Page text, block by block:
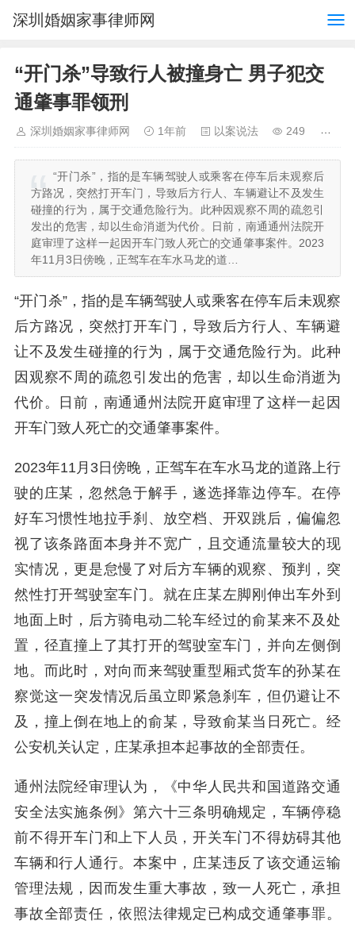
深圳婚姻家事律师网
“开门杀”导致行人被撞身亡 男子犯交
通肇事罪领刑
深圳婚姻家事律师网 1年前 以案说法 249
“开门杀”，指的是车辆驾驶人或乘客在停车后未观察后
方路况，突然打开车门，导致后方行人、车辆避让不及发生
碰撞的行为，属于交通危险行为。此种因观察不周的疏忽引
发出的危害，却以生命消逝为代价。日前，南通通州法院开
庭审理了这样一起因开车门致人死亡的交通肇事案件。2023
年11月3日傍晚，正驾车在车水马龙的道…
“开门杀”，指的是车辆驾驶人或乘客在停车后未观察
后方路况，突然打开车门，导致后方行人、车辆避
让不及发生碰撞的行为，属于交通危险行为。此种
因观察不周的疏忽引发出的危害，却以生命消逝为
代价。日前，南通通州法院开庭审理了这样一起因
开车门致人死亡的交通肇事案件。
2023年11月3日傍晚，正驾车在车水马龙的道路上行
驶的庄某，忽然急于解手，遂选择靠边停车。在停
好车习惯性地拉手刹、放空档、开双跳后，偏偏忽
视了该条路面本身并不宽广，且交通流量较大的现
实情况，更是怠慢了对后方车辆的观察、预判，突
然性打开驾驶室车门。就在庄某左脚刚伸出车外到
地面上时，后方骑电动二轮车经过的俞某来不及处
置，径直撞上了其打开的驾驶室车门，并向左侧倒
地。而此时，对向而来驾驶重型厢式货车的孙某在
察觉这一突发情况后虽立即紧急刹车，但仍避让不
及，撞上倒在地上的俞某，导致俞某当日死亡。经
公安机关认定，庄某承担本起事故的全部责任。
通州法院经审理认为，《中华人民共和国道路交通
安全法实施条例》第六十三条明确规定，车辆停稳
前不得开车门和上下人员，开关车门不得妨碍其他
车辆和行人通行。本案中，庄某违反了该交通运输
管理法规，因而发生重大事故，致一人死亡，承担
事故全部责任，依照法律规定已构成交通肇事罪。